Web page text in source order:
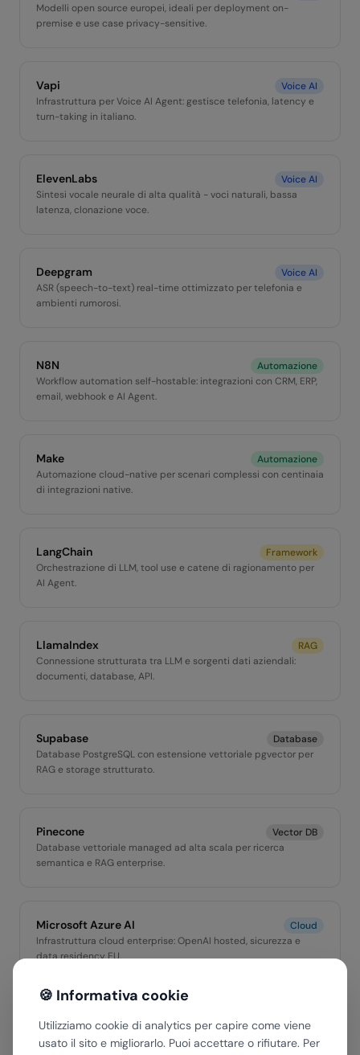
🍪 Informativa cookie
Utilizziamo cookie di analytics per capire come viene
usato il sito e migliorarlo. Puoi accettare o rifiutare. Per
Modelli open source europei, ideali per deployment on-
premise e use case privacy-sensitive.
Vapi
Voice AI
Infrastruttura per Voice AI Agent: gestisce telefonia, latency e
turn-taking in italiano.
ElevenLabs
Voice AI
Sintesi vocale neurale di alta qualità - voci naturali, bassa
latenza, clonazione voce.
Deepgram
Voice AI
ASR (speech-to-text) real-time ottimizzato per telefonia e
ambienti rumorosi.
N8N
Automazione
Workflow automation self-hostable: integrazioni con CRM, ERP,
email, webhook e AI Agent.
Make
Automazione
Automazione cloud-native per scenari complessi con centinaia
di integrazioni native.
LangChain
Framework
Orchestrazione di LLM, tool use e catene di ragionamento per
AI Agent.
LlamaIndex
RAG
Connessione strutturata tra LLM e sorgenti dati aziendali:
documenti, database, API.
Supabase
Database
Database PostgreSQL con estensione vettoriale pgvector per
RAG e storage strutturato.
Pinecone
Vector DB
Database vettoriale managed ad alta scala per ricerca
semantica e RAG enterprise.
Microsoft Azure AI
Cloud
Infrastruttura cloud enterprise: OpenAI hosted, sicurezza e
data residency EU.
AWS
Cloud
Hosting, storage S3, Lambda e servizi AI managed per
architetture scalabili.